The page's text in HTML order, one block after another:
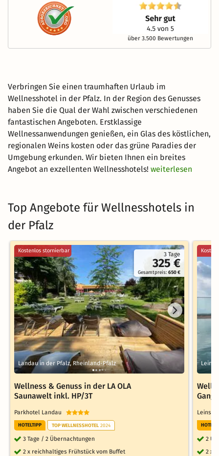
über 3.500 Bewertungen
Verbringen Sie einen traumhaften Urlaub im
Wellnesshotel in der Pfalz. In der Region des Genusses
haben Sie die Qual der Wahl zwischen verschiedenen
fantastischen Angeboten. Erstklassige
Wellnessanwendungen genießen, ein Glas des köstlichen,
regionalen Weins kosten oder das grüne Paradies der
Umgebung erkunden. Wir bieten Ihnen ein breites
Angebot an exzellenten Wellnesshotels! weiterlesen
Top Angebote für Wellnesshotels in
der Pfalz
3 Tage
325 €
Gesamtpreis:650 €
Kostenlos stornierbar
Landau in der Pfalz, Rheinland-Pfalz
Wellness & Genuss in der LA OLA
Saunawelt inkl. HP/3T
Parkhotel Landau
HOTELTIPP TOP WELLNESSHOTEL 2024
3 Tage / 2 Übernachtungen
2 x reichhaltiges Frühstück vom Buffet
Gang
2
2 x